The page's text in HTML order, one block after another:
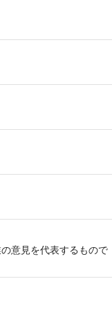
意見を代表するもので